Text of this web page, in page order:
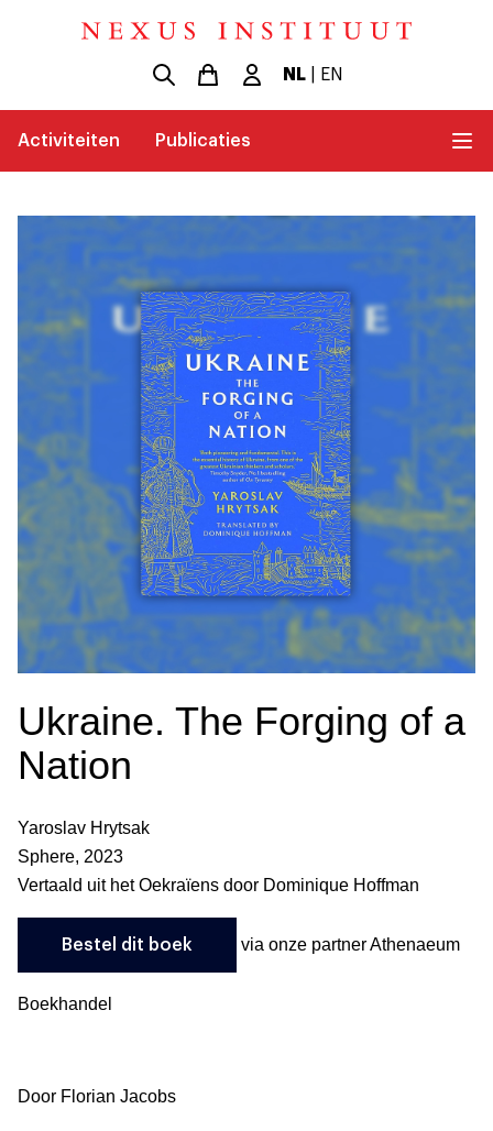
NL| EN
Activiteiten Publicaties
Ukraine. The Forging of a
Nation
Yaroslav Hrytsak
Sphere, 2023
Vertaald uit het Oekraïens door Dominique Hoffman
Bestel dit boek via onze partner Athenaeum
Boekhandel
Door Florian Jacobs